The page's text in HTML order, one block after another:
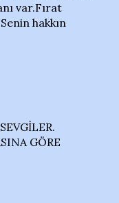
var.Fırat
hakkın
GÖRE